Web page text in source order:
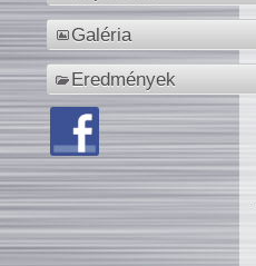
Galéria
Eredmények